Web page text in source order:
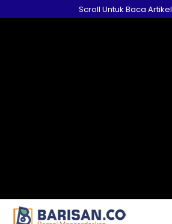
ke
Scroll Untuk Baca Artikel